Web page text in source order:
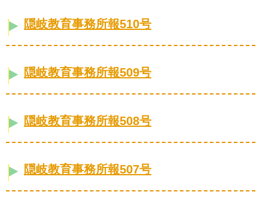
隠岐教育事務所報510号
隠岐教育事務所報509号
隠岐教育事務所報508号
隠岐教育事務所報507号